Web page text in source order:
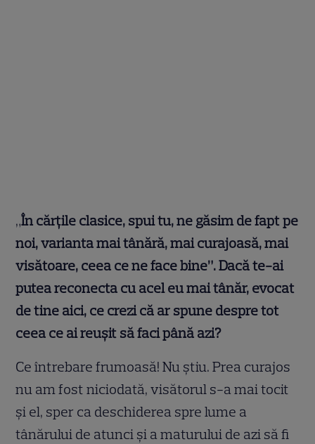
„În cărțile clasice, spui tu, ne găsim de fapt pe
noi, varianta mai tânără, mai curajoasă, mai
visătoare, ceea ce ne face bine”. Dacă te-ai
putea reconecta cu acel eu mai tânăr, evocat
de tine aici, ce crezi că ar spune despre tot
ceea ce ai reușit să faci până azi?
Ce întrebare frumoasă! Nu ştiu. Prea curajos
nu am fost niciodată, visătorul s-a mai tocit
şi el, sper ca deschiderea spre lume a
tânărului de atunci şi a maturului de azi să fi